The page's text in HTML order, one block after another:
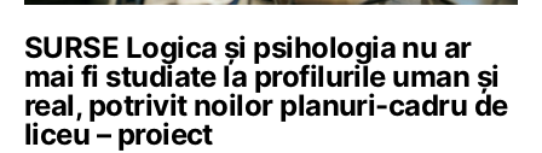
SURSE Logica și psihologia nu ar
mai fi studiate la profilurile uman și
real, potrivit noilor planuri-cadru de
liceu – proiect